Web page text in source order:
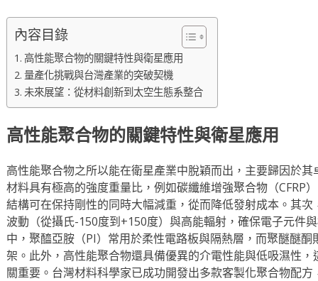
內容目錄
高性能聚合物的關鍵特性與衛星應用
量產化挑戰與台灣產業的突破契機
未來展望：從材料創新到太空生態系整合
高性能聚合物的關鍵特性與衛星應用
高性能聚合物之所以能在衛星產業中脫穎而出，主要歸因於
材料具有極高的強度重量比，例如碳纖維增強聚合物（CFRP
結構可在保持剛性的同時大幅減重，從而降低發射成本。其
波動（從攝氏-150度到+150度）與高能輻射，確保電子元件
中，聚醯亞胺（PI）常用於柔性電路板與隔熱層，而聚醚醚
架。此外，高性能聚合物還具備優異的介電性能與低吸濕性
關重要。台灣材料科學家已成功開發出多款客製化聚合物配